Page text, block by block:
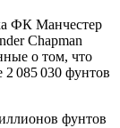
ФК Манчестер
Chapman
о том, что
2 085 030 фунтов
фунтов